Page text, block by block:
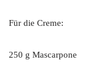
Für die Creme:
250 g Mascarpone